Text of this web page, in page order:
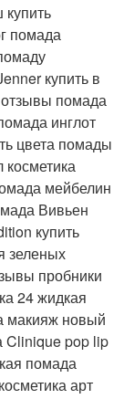
помада
купить в
помада
инглот
цвета помады
мейбелин
Вивьен
купить
зеленых
пробники
24 жидкая
макияж новый
Clinique pop lip
помада
арт